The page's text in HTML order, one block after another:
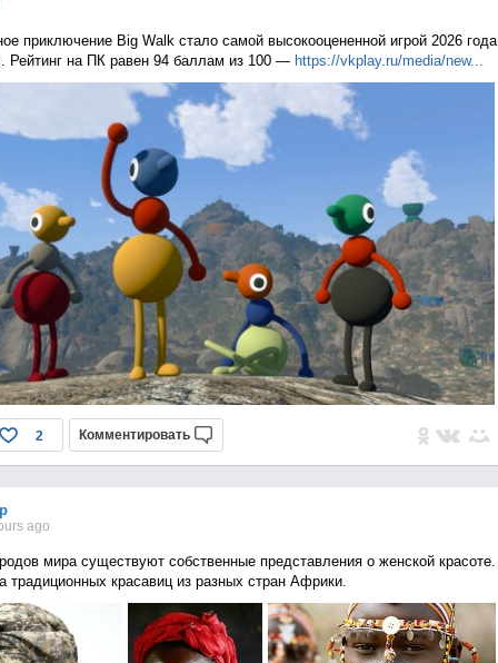
приключение Big Walk стало самой высокооцененной игрой 2026 года
Рейтинг на ПК равен 94 баллам из 100 — https://vkplay.ru/media/new...
2 Комментировать
ago
мира существуют собственные представления о женской красоте.
традиционных красавиц из разных стран Африки.